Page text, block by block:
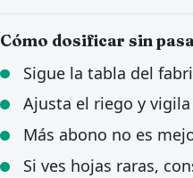
Cómo dosificar sin
Sigue la tabla del
Ajusta el riego y
Más abono no es
Si ves hojas raras,